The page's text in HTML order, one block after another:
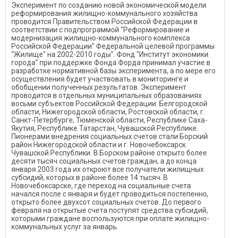
Эксперимент по созданию новой экономической модели
реформирования жилищно-коммунального хозяйства
проводится Правительством Российской Федерации в
соответствии с подпрограммой "Реформирование и
модернизация жилищно-коммунального комплекса
Российской Федерации" Федеральной целевой программы
"Жилище" на 2002-2010 годы". Фонд "Институт экономики
города" при поддержке Фонда Форда принимал участие в
разработке нормативной базы эксперимента, а по мере его
осуществления будет участвовать в мониторинге и
обобщении полученных результатов. Эксперимент
проводится в отдельных муниципальных образованиях
восьми субъектов Российской Федерации: Белгородской
области, Нижегородской области, Ростовской области, г.
Санкт-Петербурге, Тюменской области, Республике Саха-
Якутия, Республике Татарстан, Чувашской Республике.
Пионерами внедрения социальных счетов стали Борский
район Нижегородской области и г. Новочебоксарск
Чувашской Республики. В Борском районе открыто более
десяти тысяч социальных счетов граждан, а до конца
января 2003 года их откроют все получатели жилищных
субсидий, которых в районе более 14 тысяч. В
Новочебоксарске, где переход на социальные счета
начался после с января и будет проводиться постепенно,
открыто более двухсот социальных счетов. До первого
февраля на открытые счета поступят средства субсидий,
которыми граждане воспользуются при оплате жилищно-
коммунальных услуг за январь.